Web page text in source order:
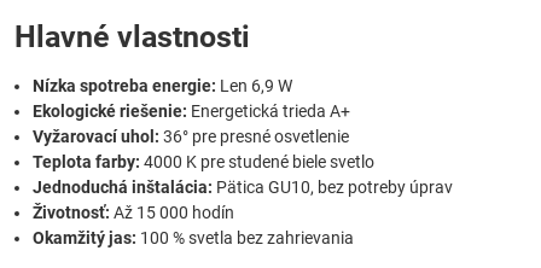
Hlavné vlastnosti
Nízka spotreba energie: Len 6,9 W
Ekologické riešenie: Energetická trieda A+
Vyžarovací uhol: 36° pre presné osvetlenie
Teplota farby: 4000 K pre studené biele svetlo
Jednoduchá inštalácia: Pätica GU10, bez potreby úprav
Životnosť: Až 15 000 hodín
Okamžitý jas: 100 % svetla bez zahrievania